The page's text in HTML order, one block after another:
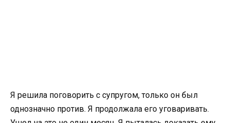
Я решила поговорить с супругом, только он был
однозначно против. Я продолжала его уговаривать.